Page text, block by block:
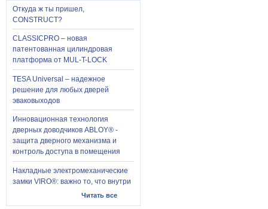
Откуда ж ты пришел,
CONSTRUCT?
CLASSICPRO – новая
патентованная цилиндровая
платформа от MUL-T-LOCK
TESA Universal – надежное
решение для любых дверей
эваковыходов
Инновационная технология
дверных доводчиков ABLOY® -
защита дверного механизма и
контроль доступа в помещения
Накладные электромеханические
замки VIRO®: важно то, что внутри
Читать все